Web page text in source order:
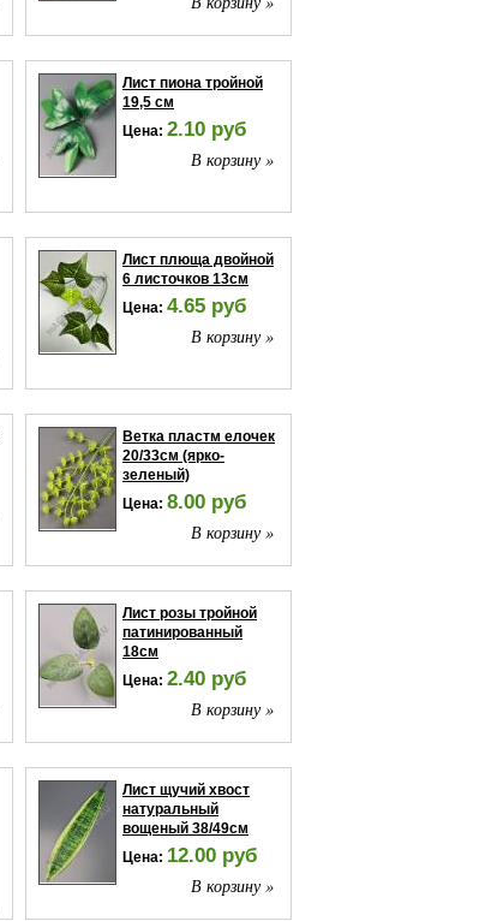
Лист пиона тройной
19,5 см
Цена: 2.10 руб
В корзину »
Лист плюща двойной
6 листочков 13см
Цена: 4.65 руб
В корзину »
Ветка пластм елочек
20/33см (ярко-
зеленый)
Цена: 8.00 руб
В корзину »
Лист розы тройной
патинированный
18см
Цена: 2.40 руб
В корзину »
Лист щучий хвост
натуральный
вощеный 38/49см
Цена: 12.00 руб
В корзину »